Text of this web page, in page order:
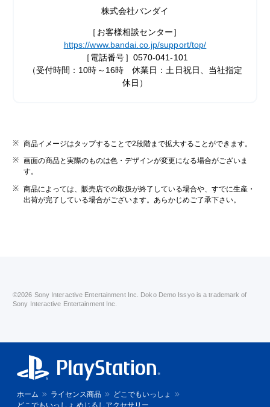
株式会社バンダイ
［お客様相談センター］
https://www.bandai.co.jp/support/top/
［電話番号］0570-041-101
（受付時間：10時～16時 休業日：土日祝日、当社指定
休日）
商品イメージはタップすることで2段階まで拡大することができます。
画面の商品と実際のものは色・デザインが変更になる場合がございま
す。
商品によっては、販売店での取扱が終了している場合や、すでに生産・
出荷が完了している場合がございます。あらかじめご了承下さい。
©2026 Sony Interactive Entertainment Inc. Doko Demo Issyo is a trademark of
Sony Interactive Entertainment Inc.
ホーム ライセンス商品
どこでもいっしょ
どこでもいっしょ めじるしアクセサリー